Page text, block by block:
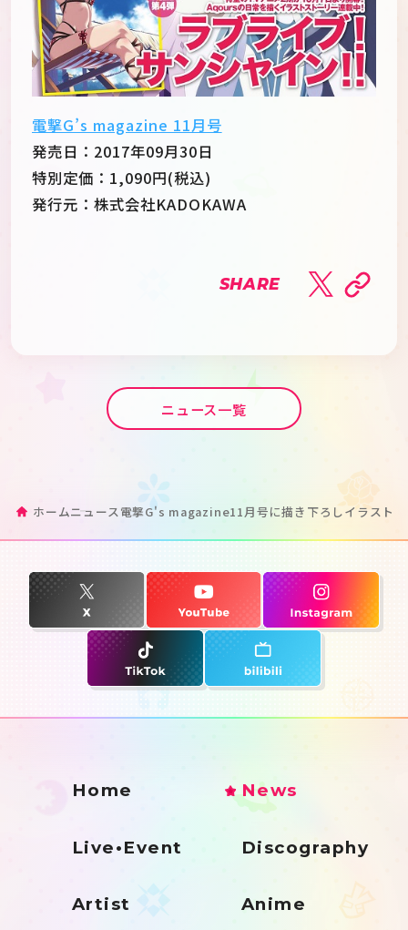
電撃G’s magazine 11月号
発売日：2017年09月30日
特別定価：1,090円(税込)
発行元：株式会社KADOKAWA
SHARE
ニュース一覧
ホームニュース 電撃G's magazine11月号に描き下ろしイラスト
Home News
Live•Event Discography
Artist Anime